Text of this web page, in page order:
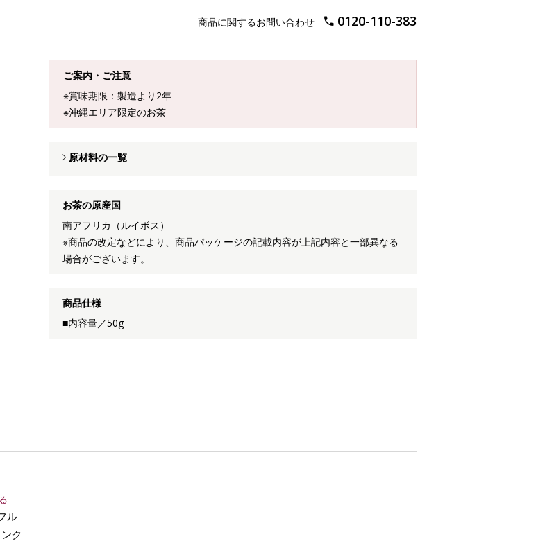
商品に関するお問い合わせ 0120-110-383
ご案内・ご注意
※賞味期限：製造より2年
※沖縄エリア限定のお茶
原材料の一覧
お茶の原産国
南アフリカ（ルイボス）
※商品の改定などにより、商品パッケージの記載内容が上記内容と一部異なる
場合がございます。
商品仕様
■内容量／50g
ル
ク